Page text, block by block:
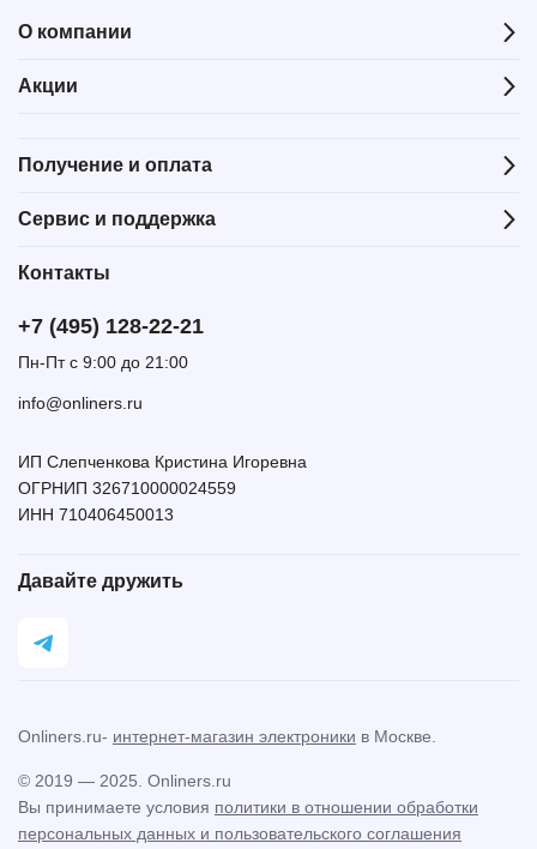
О компании
Акции
Получение и оплата
Сервис и поддержка
Контакты
+7 (495) 128-22-21
Пн-Пт с 9:00 до 21:00
info@onliners.ru
ИП Слепченкова Кристина Игоревна
ОГРНИП 326710000024559
ИНН 710406450013
Давайте дружить
Вы принимаете условия политики в отношении обработки
персональных данных и пользовательского соглашения
© 2019 — 2025. Onliners.ru
Onliners.ru- интернет-магазин электроники в Москве.